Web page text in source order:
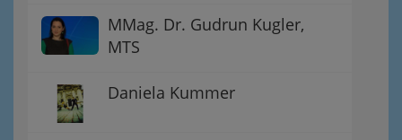
MMag. Dr. Gudrun Kugler,
MTS
Daniela Kummer